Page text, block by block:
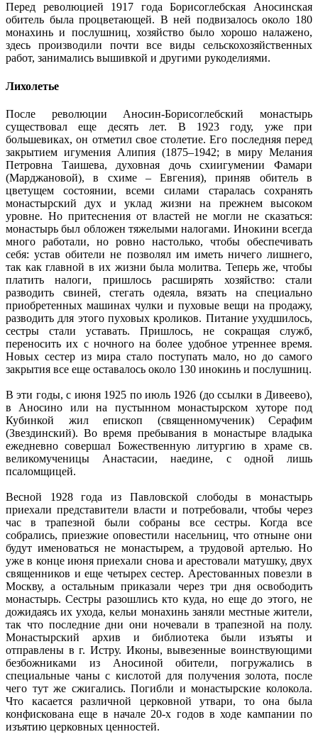
Перед революцией 1917 года Борисоглебская Аносинская
обитель была процветающей. В ней подвизалось около 180
монахинь и послушниц, хозяйство было хорошо налажено,
здесь производили почти все виды сельскохозяйственных
работ, занимались вышивкой и другими рукоделиями.
Лихолетье
После революции Аносин-Борисоглебский монастырь
существовал еще десять лет. В 1923 году, уже при
большевиках, он отметил свое столетие. Его последняя перед
закрытием игумения Алипия (1875–1942; в миру Мелания
Петровна Таишева, духовная дочь схиигумении Фамари
(Марджановой), в схиме – Евгения), приняв обитель в
цветущем состоянии, всеми силами старалась сохранять
монастырский дух и уклад жизни на прежнем высоком
уровне. Но притеснения от властей не могли не сказаться:
монастырь был обложен тяжелыми налогами. Инокини всегда
много работали, но ровно настолько, чтобы обеспечивать
себя: устав обители не позволял им иметь ничего лишнего,
так как главной в их жизни была молитва. Теперь же, чтобы
платить налоги, пришлось расширять хозяйство: стали
разводить свиней, стегать одеяла, вязать на специально
приобретенных машинах чулки и пуховые вещи на продажу,
разводить для этого пуховых кроликов. Питание ухудшилось,
сестры стали уставать. Пришлось, не сокращая служб,
переносить их с ночного на более удобное утреннее время.
Новых сестер из мира стало поступать мало, но до самого
закрытия все еще оставалось около 130 инокинь и послушниц.
В эти годы, с июня 1925 по июль 1926 (до ссылки в Дивеево),
в Аносино или на пустынном монастырском хуторе под
Кубинкой жил епископ (священномученик) Серафим
(Звездинский). Во время пребывания в монастыре владыка
ежедневно совершал Божественную литургию в храме св.
великомученицы Анастасии, наедине, с одной лишь
псаломщицей.
Весной 1928 года из Павловской слободы в монастырь
приехали представители власти и потребовали, чтобы через
час в трапезной были собраны все сестры. Когда все
собрались, приезжие оповестили насельниц, что отныне они
будут именоваться не монастырем, а трудовой артелью. Но
уже в конце июня приехали снова и арестовали матушку, двух
священников и еще четырех сестер. Арестованных повезли в
Москву, а остальным приказали через три дня освободить
монастырь. Сестры разошлись кто куда, но еще до этого, не
дожидаясь их ухода, кельи монахинь заняли местные жители,
так что последние дни они ночевали в трапезной на полу.
Монастырский архив и библиотека были изъяты и
отправлены в г. Истру. Иконы, вывезенные воинствующими
безбожниками из Аносиной обители, погружались в
специальные чаны с кислотой для получения золота, после
чего тут же сжигались. Погибли и монастырские колокола.
Что касается различной церковной утвари, то она была
конфискована еще в начале 20-х годов в ходе кампании по
изъятию церковных ценностей.